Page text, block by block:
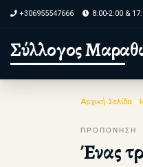
Skip to content
+306955547666 8:00-2:00 &
Σύλλογος
Αρχική Σελίδα
ΠΡΟΠΟΝΗΣΗ
Ένας